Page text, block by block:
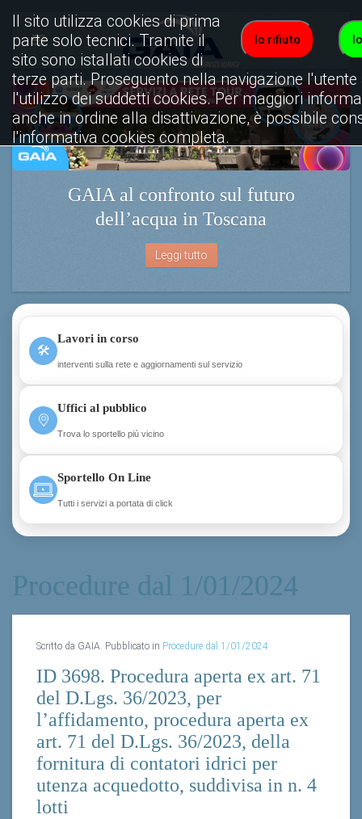
GAIA al confronto sul futuro
dell’acqua in Toscana
Leggi tutto
🛠
Lavori in corso
interventi sulla rete e aggiornamenti sul servizio
Uffici al pubblico
Trova lo sportello più vicino
Sportello On Line
Tutti i servizi a portata di click
Procedure dal 1/01/2024
Scritto da GAIA. Pubblicato in Procedure dal 1/01/2024
ID 3698. Procedura aperta ex art. 71
del D.Lgs. 36/2023, per
l’affidamento, procedura aperta ex
art. 71 del D.Lgs. 36/2023, della
fornitura di contatori idrici per
utenza acquedotto, suddivisa in n. 4
lotti
Io rifiuto
Il sito utilizza cookies di prima
parte solo tecnici. Tramite il
sito sono istallati cookies di
terze parti. Proseguento nella navigazione
l'utilizzo dei suddetti cookies. Per maggiori
anche in ordine alla disattivazione, è possibile
l'informativa cookies completa.
Visualizza informativa completa.